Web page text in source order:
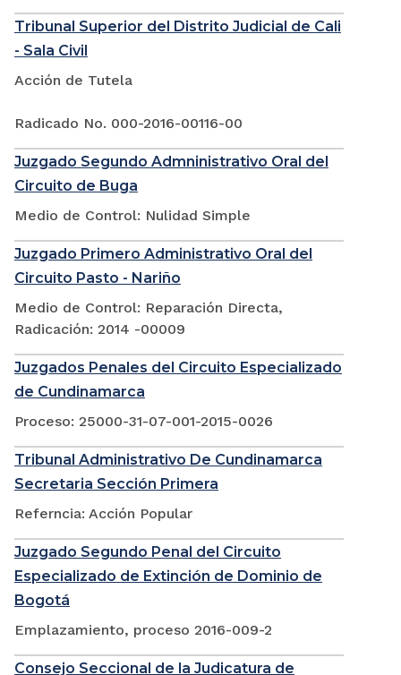
Tribunal Superior del Distrito Judicial de Cali
- Sala Civil
Acción de Tutela
Radicado No. 000-2016-00116-00
Juzgado Segundo Admninistrativo Oral del
Circuito de Buga
Medio de Control: Nulidad Simple
Juzgado Primero Administrativo Oral del
Circuito Pasto - Nariño
Medio de Control: Reparación Directa,
Radicación: 2014 -00009
Juzgados Penales del Circuito Especializado
de Cundinamarca
Proceso: 25000-31-07-001-2015-0026
Tribunal Administrativo De Cundinamarca
Secretaria Sección Primera
Referncia: Acción Popular
Juzgado Segundo Penal del Circuito
Especializado de Extinción de Dominio de
Bogotá
Emplazamiento, proceso 2016-009-2
Consejo Seccional de la Judicatura de